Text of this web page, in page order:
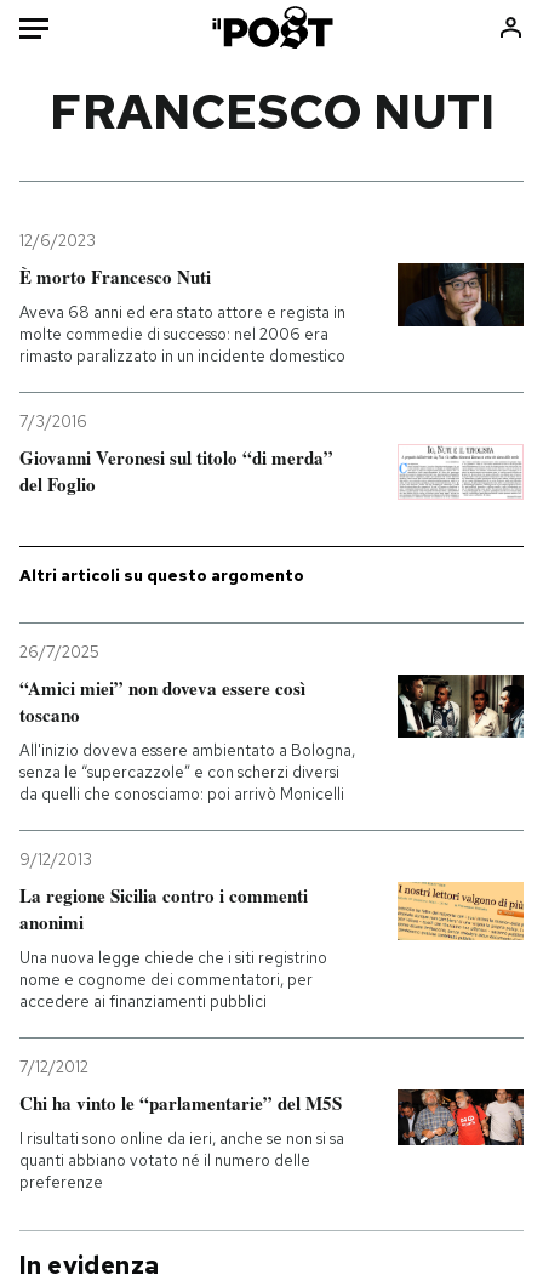
Mondo
Politica
Tecnologia
Internet
Cultura
Economia
Sport
Storie/Idee
Ok Boomer!
Altrecose
Mondiali calcio 2026
I MIEI PREFERITI
SHOP
CALENDARIO
AREA PERSONALE
Entra
FRANCESCO NUTI
12/6/2023
È morto Francesco Nuti
Aveva 68 anni ed era stato attore e regista in
molte commedie di successo: nel 2006 era
rimasto paralizzato in un incidente domestico
7/3/2016
Giovanni Veronesi sul titolo “di merda”
del Foglio
Altri articoli su questo argomento
26/7/2025
“Amici miei” non doveva essere così
toscano
All'inizio doveva essere ambientato a Bologna,
senza le “supercazzole” e con scherzi diversi
da quelli che conosciamo: poi arrivò Monicelli
9/12/2013
La regione Sicilia contro i commenti
anonimi
Una nuova legge chiede che i siti registrino
nome e cognome dei commentatori, per
accedere ai finanziamenti pubblici
7/12/2012
Chi ha vinto le “parlamentarie” del M5S
I risultati sono online da ieri, anche se non si sa
quanti abbiano votato né il numero delle
preferenze
In evidenza